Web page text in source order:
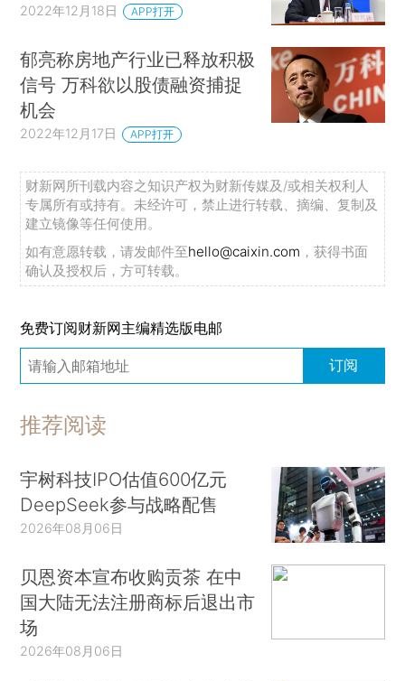
2022年12月18日 APP打开
郁亮称房地产行业已释放积极
信号 万科欲以股债融资捕捉
机会
2022年12月17日 APP打开
财新网所刊载内容之知识产权为财新传媒及/或相关权利人
专属所有或持有。未经许可，禁止进行转载、摘编、复制及
建立镜像等任何使用。
如有意愿转载，请发邮件至hello@caixin.com ，获得书面
确认及授权后，方可转载。
免费订阅财新网主编精选版电邮
订阅
推荐阅读
宇树科技IPO估值600亿元
DeepSeek参与战略配售
2026年08月06日
贝恩资本宣布收购贡茶 在中
国大陆无法注册商标后退出市
场
2026年08月06日